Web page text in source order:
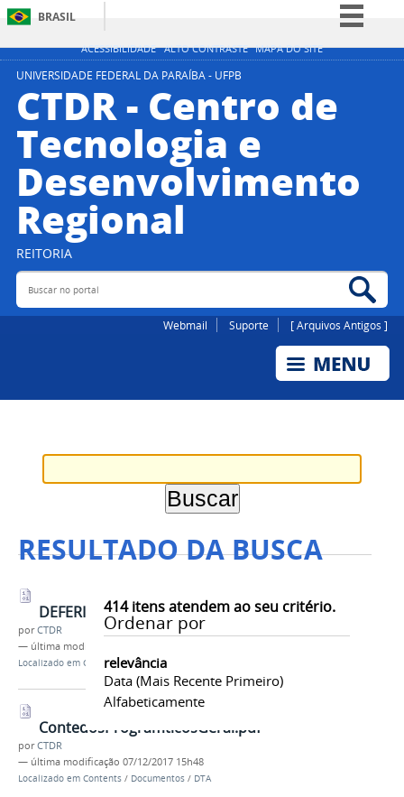
ACESSIBILIDADE ALTO CONTRASTE MAPA DO SITE
BRASIL
Simplifique!
Participe
Legislação
Canais
UNIVERSIDADE FEDERAL DA PARAÍBA - UFPB
CTDR - Centro de
Tecnologia e
Desenvolvimento
Regional
REITORIA
Buscar no portal
Webmail Suporte [ Arquivos Antigos ]
RESULTADO DA BUSCA
414itens atendem ao seu critério.
Ordenar por
relevância
Data (mais Recente Primeiro)
Alfabeticamente
DEFERIMENTODASINCRIES.PDF
porCTDR
— última modificação
Localizado em Contents /Documentos
ContedosProgramticosGeral.pdf
porCTDR
— última modificação 07/12/2017 15h48
Localizado em Contents / Documentos / DTA